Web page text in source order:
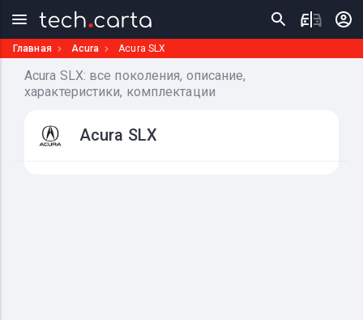
Главная Acura Acura SLX
Acura SLX: все поколения, описание,
характеристики, комплектации
Acura SLX